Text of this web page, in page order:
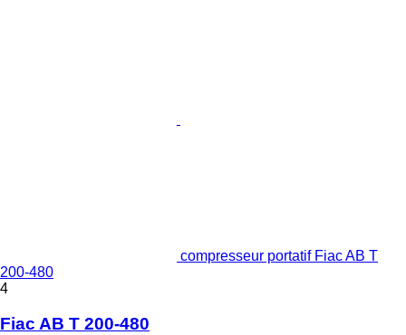
compresseur portatif Fiac AB T
200-480
4
Fiac AB T 200-480